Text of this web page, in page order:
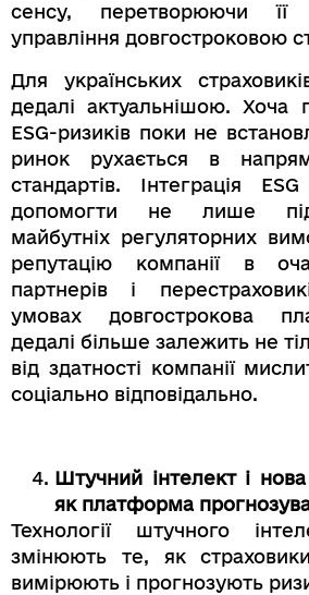
сенсу, перетворюючи її
управління довгостроковою
Для українських
дедалі актуальнішою. Хоча
ESG-ризиків поки не
ринок рухається в
стандартів. Інтеграція
допомогти не лише
майбутніх регуляторних
репутацію компанії в
партнерів і
умовах довгострокова
дедалі більше залежить не
від здатності компанії
соціально відповідально.
Штучний інтелект і нова
як платформа
Технології штучного
змінюють те, як
вимірюють і прогнозують